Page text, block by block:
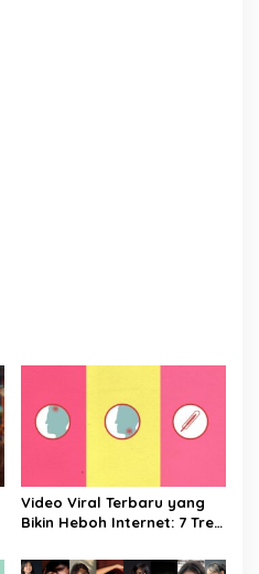
Video Viral Terbaru yang
Bikin Heboh Internet: 7 Tren
Meledak di Media Sosial